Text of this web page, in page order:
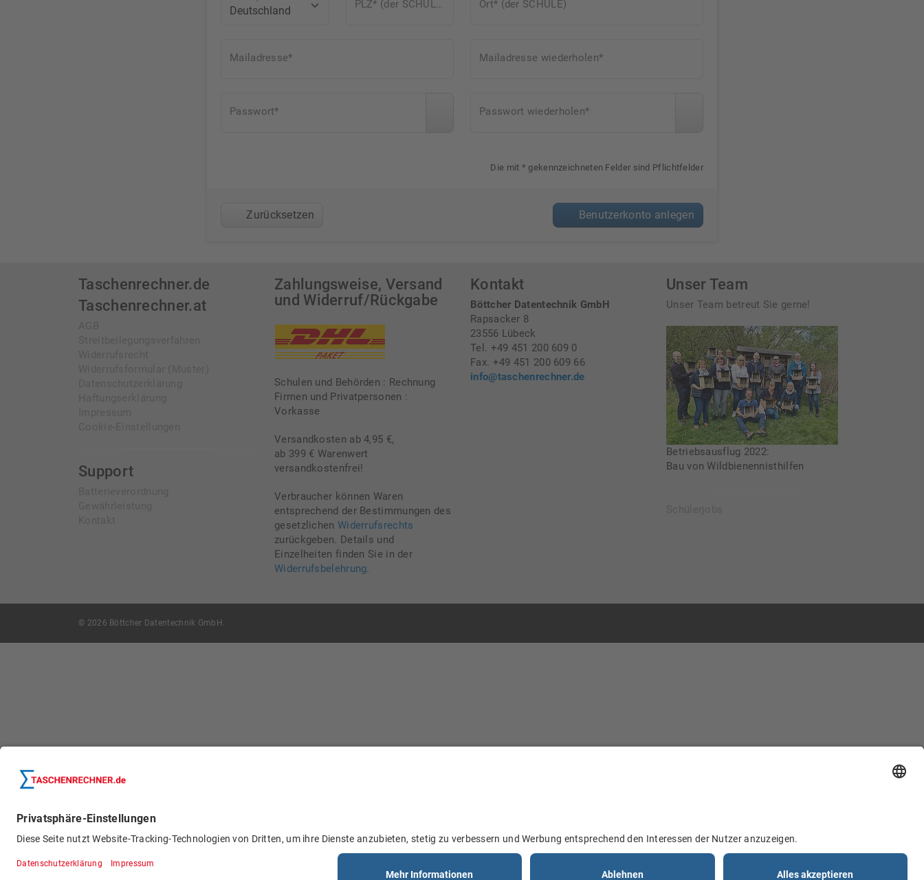
PLZ* (der SCHULE) Ort* (der SCHULE)
Mailadresse* Mailadresse wiederholen*
Passwort* Passwort wiederholen*
Die mit * gekennzeichneten Felder sind Pflichtfelder
Zurücksetzen Benutzerkonto anlegen
Taschenrechner.de
Taschenrechner.at
Support
Zahlungsweise, Versand
und Widerruf/Rückgabe
Schulen und Behörden : Rechnung
Firmen und Privatpersonen :
Vorkasse
Versandkosten ab 4,95 €,
ab 399 € Warenwert
versandkostenfrei!
Verbraucher können Waren
entsprechend der Bestimmungen des
gesetzlichen Widerrufsrechts
zurückgeben. Details und
Einzelheiten finden Sie in der
Widerrufsbelehrung.
Kontakt
Böttcher Datentechnik GmbH
Rapsacker 8
23556 Lübeck
Tel. +49 451 200 609 0
Fax. +49 451 200 609 66
info@taschenrechner.de
Unser Team
Unser Team betreut Sie gerne!
Betriebsausflug 2022:
Bau von Wildbienennisthilfen
© 2026 Böttcher Datentechnik GmbH.